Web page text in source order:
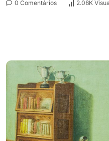
0 Comentários 2.08K